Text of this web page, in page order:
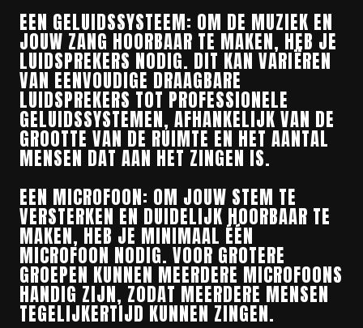
EEN GELUIDSSYSTEEM: OM DE MUZIEK EN
JOUW ZANG HOORBAAR TE MAKEN, HEB JE
LUIDSPREKERS NODIG. DIT KAN VARIËREN
VAN EENVOUDIGE DRAAGBARE
LUIDSPREKERS TOT PROFESSIONELE
GELUIDSSYSTEMEN, AFHANKELIJK VAN DE
GROOTTE VAN DE RUIMTE EN HET AANTAL
MENSEN DAT AAN HET ZINGEN IS.
EEN MICROFOON: OM JOUW STEM TE
VERSTERKEN EN DUIDELIJK HOORBAAR TE
MAKEN, HEB JE MINIMAAL ÉÉN
MICROFOON NODIG. VOOR GROTERE
GROEPEN KUNNEN MEERDERE MICROFOONS
HANDIG ZIJN, ZODAT MEERDERE MENSEN
TEGELIJKERTIJD KUNNEN ZINGEN.